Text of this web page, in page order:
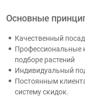
Основные
Качественный
Профессиональные
подборе растений
Индивидуальный
Постоянным
систему скидок.